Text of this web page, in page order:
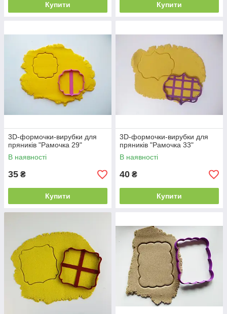
Купити Купити
3D-формочки-вирубки для
пряників "Рамочка 29"
В наявності
35 ₴
Купити
3D-формочки-вирубки для
пряників "Рамочка 33"
В наявності
40 ₴
Купити